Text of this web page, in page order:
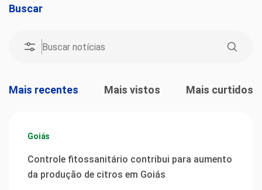
Buscar
Mais recentes Mais vistos Mais curtidos
Goiás
Controle fitossanitário contribui para aumento
da produção de citros em Goiás